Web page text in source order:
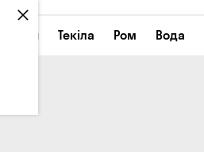
Джин Текіла Ром Вода